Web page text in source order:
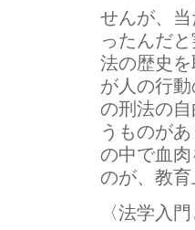
せんが、
ったんだ
法の歴史
が人の行
の刑法の
うものが
の中で血
のが、教
〈法学入